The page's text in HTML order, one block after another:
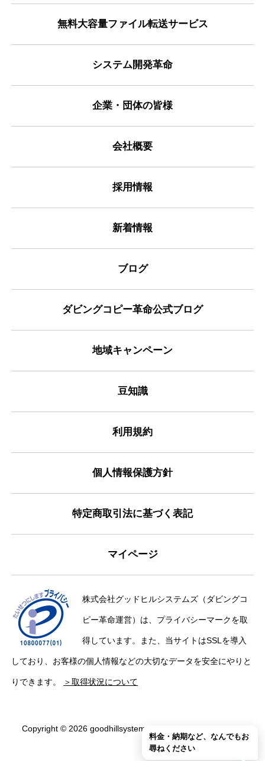
無料大容量ファイル転送サービス
システム開発革命
企業・団体の皆様
会社概要
採用情報
新着情報
ブログ
ダビングコピー革命公式ブログ
地域キャンペーン
豆知識
利用規約
個人情報保護方針
特定商取引法に基づく表記
マイページ
株式会社グッドヒルシステムズ（ダビングコ
ピー革命運営）は、プライバシーマークを取
得しています。また、当サイトはSSLを導入
しており、お客様の個人情報などの大切なデータを安全にやりと
りできます。 ＞取得状況について
Copyright © 2026 goodhillsystems Inc. All Rights Reserved.
料金・納期など、なんでもお
尋ねください